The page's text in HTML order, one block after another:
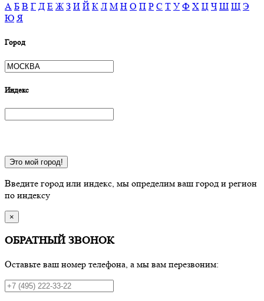
А Б В Г Д Е Ж З И Й К Л М Н О П Р С Т У Ф Х Ц Ч Ш Щ Э
Ю Я
Город
Индекс
Это мой город!
Введите город или индекс, мы определим ваш город и регион
по индексу
×
ОБРАТНЫЙ ЗВОНОК
Оставьте ваш номер телефона, а мы вам перезвоним: